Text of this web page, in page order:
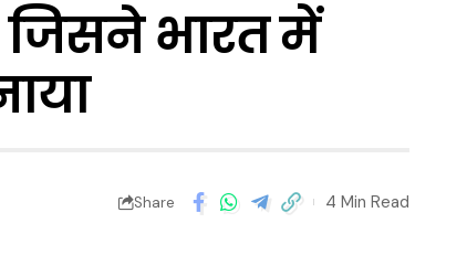
जिसने भारत में
Share 4 Min Read